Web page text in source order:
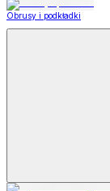
Obrusy i podkładki